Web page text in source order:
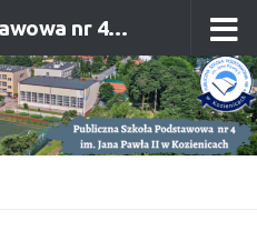
Publiczna Szkoła Podstawowa nr 4 im. Jana Pawła II w Kozienicach